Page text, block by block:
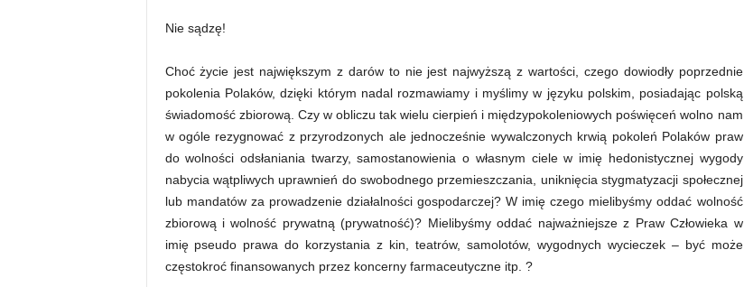
Nie sądzę!
Choć życie jest największym z darów to nie jest najwyższą z wartości, czego dowiodły poprzednie
pokolenia Polaków, dzięki którym nadal rozmawiamy i myślimy w języku polskim, posiadając polską
świadomość zbiorową. Czy w obliczu tak wielu cierpień i międzypokoleniowych poświęceń wolno nam
w ogóle rezygnować z przyrodzonych ale jednocześnie wywalczonych krwią pokoleń Polaków praw
do wolności odsłaniania twarzy, samostanowienia o własnym ciele w imię hedonistycznej wygody
nabycia wątpliwych uprawnień do swobodnego przemieszczania, uniknięcia stygmatyzacji społecznej
lub mandatów za prowadzenie działalności gospodarczej? W imię czego mielibyśmy oddać wolność
zbiorową i wolność prywatną (prywatność)? Mielibyśmy oddać najważniejsze z Praw Człowieka w
imię pseudo prawa do korzystania z kin, teatrów, samolotów, wygodnych wycieczek – być może
częstokroć finansowanych przez koncerny farmaceutyczne itp. ?